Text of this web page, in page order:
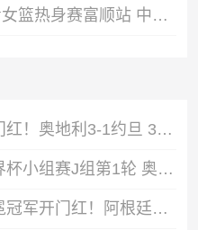
2026年06月15日国青女篮热身赛富顺站 中国U17女篮 - 伏伊伏丁那女篮 全场录像
2026年06月17日 开门红！奥地利3-1约旦 37岁阿瑙点射+造乌龙+进球被吹施密德建功
2026年06月17日 世界杯小组赛J组第1轮 奥地利vs约旦 进球
2026年06月17日 卫冕冠军开门红！阿根廷3-0阿尔及利亚 梅西里程碑夜戴帽+世界波